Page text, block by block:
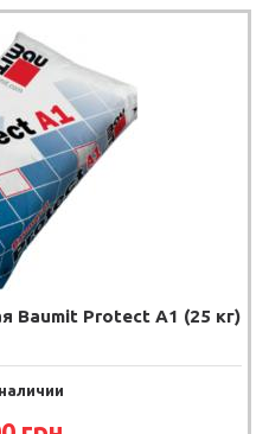
Baumit Protect A1 (25 кг)